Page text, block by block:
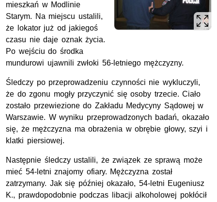
mieszkań w Modlinie
Starym. Na miejscu ustalili,
że lokator już od jakiegoś
czasu nie daje oznak życia.
Po wejściu do środka
mundurowi ujawnili zwłoki 56-letniego mężczyzny.
Śledczy po przeprowadzeniu czynności nie wykluczyli,
że do zgonu mogły przyczynić się osoby trzecie. Ciało
zostało przewiezione do Zakładu Medycyny Sądowej w
Warszawie. W wyniku przeprowadzonych badań, okazało
się, że mężczyzna ma obrażenia w obrębie głowy, szyi i
klatki piersiowej.
Następnie śledczy ustalili, że związek ze sprawą może
mieć 54-letni znajomy ofiary. Mężczyzna został
zatrzymany. Jak się później okazało, 54-letni Eugeniusz
K., prawdopodobnie podczas libacji alkoholowej pokłócił